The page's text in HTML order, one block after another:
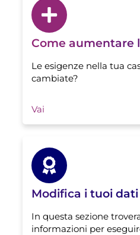
Come aumentare
Le esigenze nella tua
cambiate?
Vai
Modifica i tuoi
In questa sezione
informazioni per